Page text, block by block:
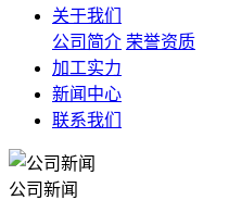
关于我们
公司简介 荣誉资质
加工实力
新闻中心
联系我们
公司新闻